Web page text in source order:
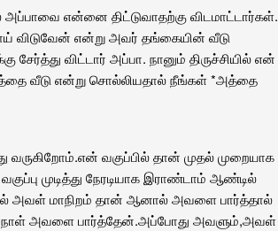
என்னை திட்டுவாதற்கு விடமாட்டார்கள்.
விடுவேன் என்று அவர் தங்கையின் வீடு
சேர்த்து விட்டார் அப்பா. நானும் திருச்சியில் என்
வீடு என்று சொல்லியதால் நீங்கள் *அத்தை
வகுப்பில் தான் முதல் முறையாக
முடித்து நேரடியாக இராண்டாம் ஆண்டில்
அவள் மாநிறம் தான் ஆனால் அவளை பார்த்தால்
அவளை பார்த்தேன்.அப்போது அவளும்,அவள்